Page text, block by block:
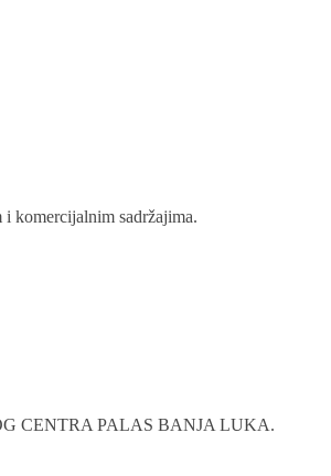
i komercijalnim sadržajima.
CENTRA PALAS BANJA LUKA.